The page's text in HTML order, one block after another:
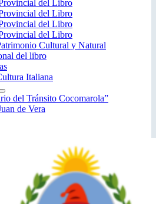
del Libro
del Libro
del Libro
del Libro
Cultural y Natural
del libro
Italiana
del Tránsito Cocomarola”
de Vera